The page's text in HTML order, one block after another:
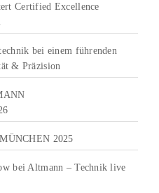
Certified Excellence
bei einem führenden
& Präzision
2025
bei Altmann – Technik live